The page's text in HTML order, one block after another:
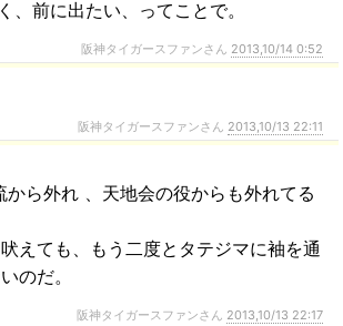
、前に出たい、ってことで。
阪神タイガースファンさん 2013,10/14 0:52
阪神タイガースファンさん 2013,10/13 22:11
から外れ 、天地会の役からも外れてる
えても、もう二度とタテジマに袖を通
のだ。
阪神タイガースファンさん 2013,10/13 22:17